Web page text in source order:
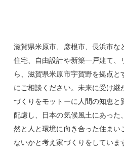
滋賀県米原市、彦根市、長浜市な
住宅、自由設計や新築一戸建て、
ら、滋賀県米原市宇賀野を拠点と
にご相談ください。未来に受け継
づくりをモットーに人間の知恵と
配慮し、日本の気候風土にあった
然と人と環境に向き合った住まい
ないかと考え家づくりをしていま